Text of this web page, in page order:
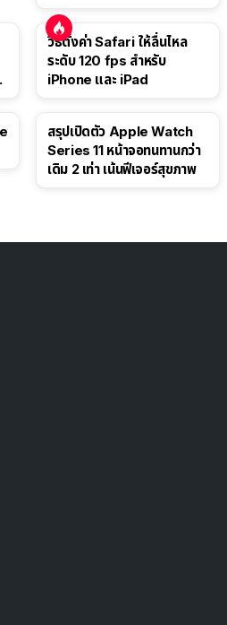
วิธีตั้งค่า Safari ให้ลื่นไหล
ระดับ 120 fps สำหรับ
iPhone และ iPad
สรุปเปิดตัว Apple Watch
Series 11 หน้าจอทนทานกว่า
เดิม 2 เท่า เน้นฟีเจอร์สุขภาพ